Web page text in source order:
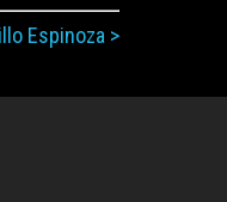
Espinoza >